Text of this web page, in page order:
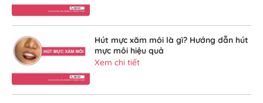
Hút mực xăm môi là gì? Hướng dẫn hút
mực môi hiệu quả
Xem chi tiết